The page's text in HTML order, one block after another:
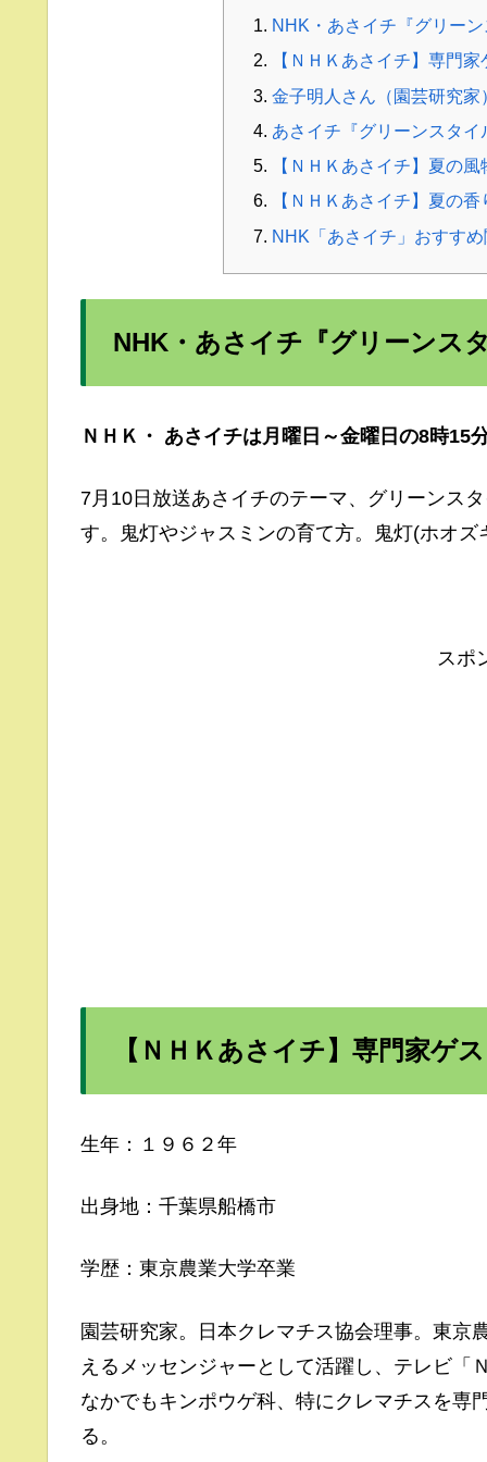
NHK・あさイチ『グリー
【ＮＨＫあさイチ】専門
金子明人さん（園芸研究家
あさイチ『グリーンスタ
【ＮＨＫあさイチ】夏の
【ＮＨＫあさイチ】夏の
NHK「あさイチ」おすす
NHK・あさイチ『グリーンス
ＮＨＫ・ あさイチは月曜日～金曜日の8時15
7月10日放送あさイチのテーマ、グリーンス
す。鬼灯やジャスミンの育て方。鬼灯(ホオ
スポ
【ＮＨＫあさイチ】専門家ゲ
生年：１９６２年
出身地：千葉県船橋市
学歴：東京農業大学卒業
園芸研究家。日本クレマチス協会理事。東京
えるメッセンジャーとして活躍し、テレビ「
なかでもキンポウゲ科、特にクレマチスを専
る。